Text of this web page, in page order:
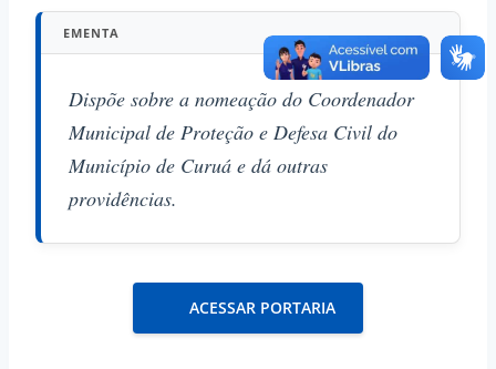
EMENTA
Dispõe sobre a nomeação do Coordenador
Municipal de Proteção e Defesa Civil do
Município de Curuá e dá outras
providências.
ACESSAR PORTARIA